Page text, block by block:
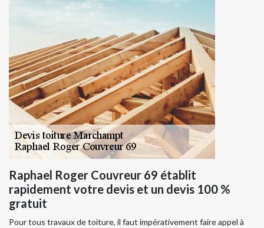
Raphael Roger Couvreur 69 établit
rapidement votre devis et un devis 100 %
gratuit
Pour tous travaux de toiture, il faut impérativement faire appel à